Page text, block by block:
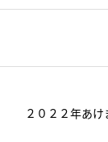
２０２２年あけ